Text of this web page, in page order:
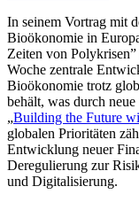
In seinem Vortrag mit
Bioökonomie in
Zeiten von Polykrisen”
Woche zentrale
Bioökonomie trotz
behält, was durch
„Building the Future
globalen Prioritäten
Entwicklung neuer
Deregulierung zur
und Digitalisierung.